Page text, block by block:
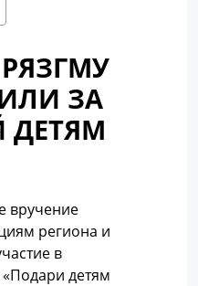
ЗА
ДЕТЯМ
вручение
региона и
в
детям